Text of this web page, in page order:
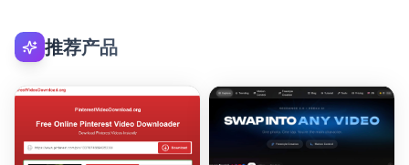
推荐产品